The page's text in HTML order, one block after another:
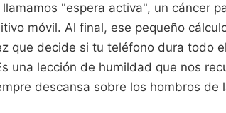
"espera activa", un cáncer
móvil. Al final, ese pequeño
que decide si tu teléfono dura todo
una lección de humildad que nos
descansa sobre los hombros de